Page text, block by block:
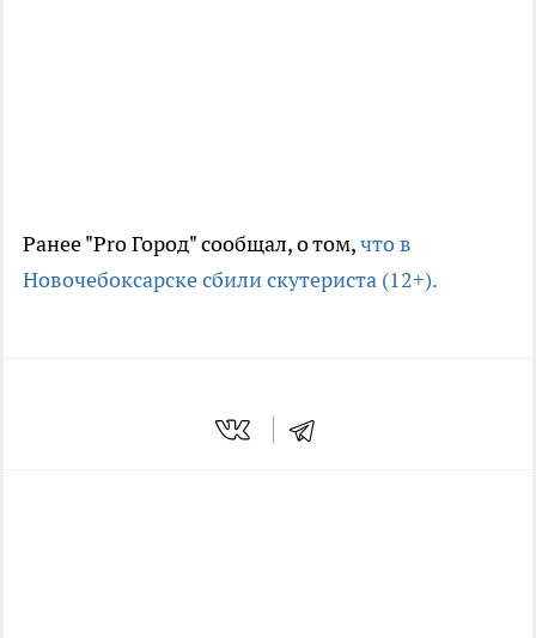
Ранее "Pro Город" сообщал, о том,что в
Новочебоксарске сбили скутериста (12+).